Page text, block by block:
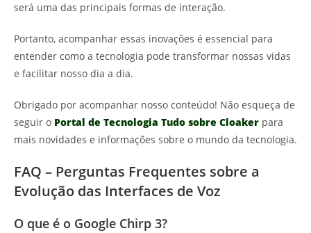
será uma das principais formas de interação.
Portanto, acompanhar essas inovações é essencial para
entender como a tecnologia pode transformar nossas vidas
e facilitar nosso dia a dia.
Obrigado por acompanhar nosso conteúdo! Não esqueça de
seguir o Portal de Tecnologia Tudo sobre Cloaker para
mais novidades e informações sobre o mundo da tecnologia.
FAQ – Perguntas Frequentes sobre a
Evolução das Interfaces de Voz
O que é o Google Chirp 3?